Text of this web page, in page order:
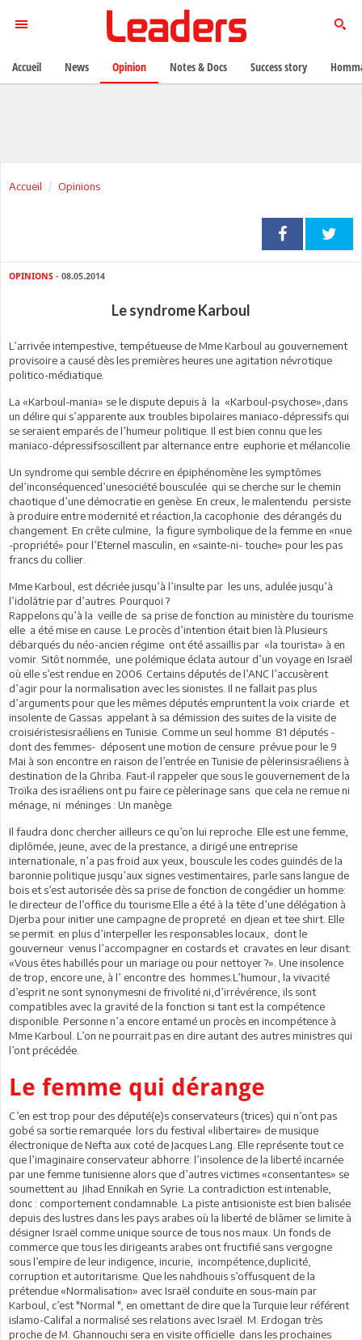
Accueil Opinions
OPINIONS - 08.05.2014
Le syndrome Karboul
L’arrivée intempestive, tempétueuse de Mme Karboul au gouvernement
provisoire a causé dès les premières heures une agitation névrotique
politico-médiatique.
La «Karboul-mania» se le dispute depuis à la «Karboul-psychose»,dans
un délire qui s’apparente aux troubles bipolaires maniaco-dépressifs qui
se seraient emparés de l’humeur politique. Il est bien connu que les
maniaco-dépressifsoscillent par alternance entre euphorie et mélancolie.
Un syndrome qui semble décrire en épiphénomène les symptômes
del’inconséquenced’unesociété bousculée qui se cherche sur le chemin
chaotique d’une démocratie en genèse. En creux, le malentendu persiste
à produire entre modernité et réaction,la cacophonie des dérangés du
changement. En crête culmine, la figure symbolique de la femme en «nue
-propriété» pour l’Eternel masculin, en «sainte-ni- touche» pour les pas
francs du collier.
Mme Karboul, est décriée jusqu’à l’insulte par les uns, adulée jusqu’à
l’idolâtrie par d’autres. Pourquoi ?
Rappelons qu’à la veille de sa prise de fonction au ministère du tourisme
elle a été mise en cause. Le procès d’intention était bien là.Plusieurs
débarqués du néo-ancien régime ont été assaillis par «la tourista» à en
vomir. Sitôt nommée, une polémique éclata autour d’un voyage en Israël
où elle s’est rendue en 2006. Certains députés de l’ANC l’accusèrent
d’agir pour la normalisation avec les sionistes. Il ne fallait pas plus
d’arguments pour que les mêmes députés empruntent la voix criarde et
insolente de Gassas appelant à sa démission des suites de la visite de
croisiéristesisraéliens en Tunisie. Comme un seul homme 81 députés -
dont des femmes- déposent une motion de censure prévue pour le 9
Mai à son encontre en raison de l’entrée en Tunisie de pèlerinsisraéliens à
destination de la Ghriba. Faut-il rappeler que sous le gouvernement de la
Troïka des israéliens ont pu faire ce pèlerinage sans que cela ne remue ni
ménage, ni méninges : Un manège.
Il faudra donc chercher ailleurs ce qu’on lui reproche. Elle est une femme,
diplômée, jeune, avec de la prestance, a dirigé une entreprise
internationale, n’a pas froid aux yeux, bouscule les codes guindés de la
baronnie politique jusqu’aux signes vestimentaires, parle sans langue de
bois et s’est autorisée dès sa prise de fonction de congédier un homme:
le directeur de l’office du tourisme.Elle a été à la tête d’une délégation à
Djerba pour initier une campagne de propreté en djean et tee shirt. Elle
se permit en plus d’interpeller les responsables locaux, dont le
gouverneur venus l’accompagner en costards et cravates en leur disant:
«Vous êtes habillés pour un mariage ou pour nettoyer ?». Une insolence
de trop, encore une, à l’ encontre des hommes.L’humour, la vivacité
d’esprit ne sont synonymesni de frivolité ni,d’irrévérence, ils sont
compatibles avec la gravité de la fonction si tant est la compétence
disponible. Personne n’a encore entamé un procès en incompétence à
Mme Karboul. L’on ne pourrait pas en dire autant des autres ministres qui
l’ont précédée.
Le femme qui dérange
C’en est trop pour des député(e)s conservateurs (trices) qui n’ont pas
gobé sa sortie remarquée lors du festival «libertaire» de musique
électronique de Nefta aux coté de Jacques Lang. Elle représente tout ce
que l’imaginaire conservateur abhorre: l’insolence de la liberté incarnée
par une femme tunisienne alors que d’autres victimes «consentantes» se
soumettent au Jihad Ennikah en Syrie. La contradiction est intenable,
donc : comportement condamnable. La piste antisioniste est bien balisée
depuis des lustres dans les pays arabes où la liberté de blâmer se limite à
désigner Israël comme unique source de tous nos maux. Un fonds de
commerce que tous les dirigeants arabes ont fructifié sans vergogne
sous l’empire de leur indigence, incurie, incompétence,duplicité,
corruption et autoritarisme. Que les nahdhouis s’offusquent de la
prétendue «Normalisation» avec Israël conduite en sous-main par
Karboul, c’est "Normal ", en omettant de dire que la Turquie leur référent
islamo-Califal a normalisé ses relations avec Israël. M. Erdogan très
proche de M. Ghannouchi sera en visite officielle dans les prochaines
Accueil News Opinion Notes & Docs Success story